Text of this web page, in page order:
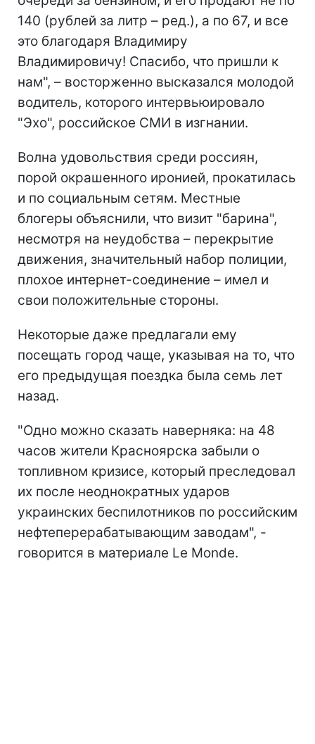
140 (рублей за литр – ред.), а по 67, и все
это благодаря Владимиру
Владимировичу! Спасибо, что пришли к
нам", – восторженно высказался молодой
водитель, которого интервьюировало
"Эхо", российское СМИ в изгнании.
Волна удовольствия среди россиян,
порой окрашенного иронией, прокатилась
и по социальным сетям. Местные
блогеры объяснили, что визит "барина",
несмотря на неудобства – перекрытие
движения, значительный набор полиции,
плохое интернет-соединение – имел и
свои положительные стороны.
Некоторые даже предлагали ему
посещать город чаще, указывая на то, что
его предыдущая поездка была семь лет
назад.
"Одно можно сказать наверняка: на 48
часов жители Красноярска забыли о
топливном кризисе, который преследовал
их после неоднократных ударов
украинских беспилотников по российским
нефтеперерабатывающим заводам", -
говорится в материале Le Monde.